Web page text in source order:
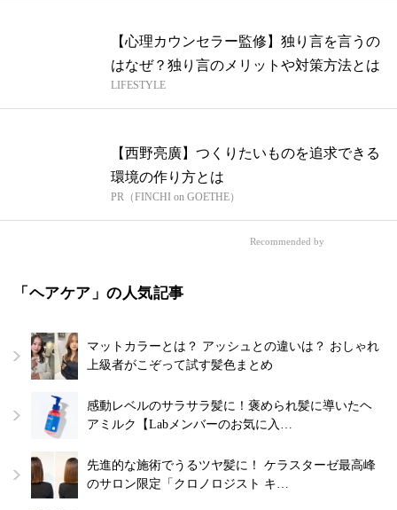
【心理カウンセラー監修】独り言を言うの
はなぜ？独り言のメリットや対策方法とは
LIFESTYLE
【西野亮廣】つくりたいものを追求できる
環境の作り方とは
PR（FINCHI on GOETHE）
Recommended by
「ヘアケア」の人気記事
マットカラーとは？ アッシュとの違いは？ おしゃれ
上級者がこぞって試す髪色まとめ
感動レベルのサラサラ髪に！褒められ髪に導いたヘ
アミルク【Labメンバーのお気に入…
先進的な施術でうるツヤ髪に！ ケラスターゼ最高峰
のサロン限定「クロノロジスト キ…